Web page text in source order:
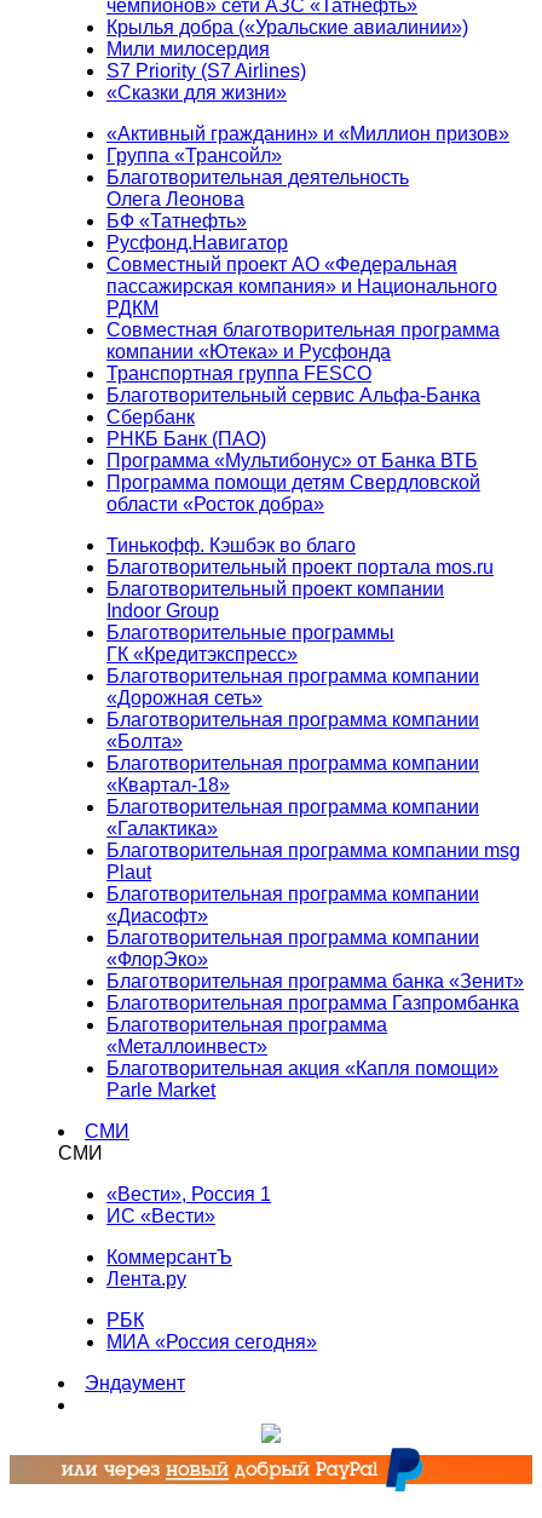
чемпионов» сети АЗС «Татнефть»
Крылья добра («Уральские авиалинии»)
Мили милосердия
S7 Priority (S7 Airlines)
«Сказки для жизни»
«Активный гражданин» и «Миллион призов»
Группа «Трансойл»
Благотворительная деятельность
Олега Леонова
БФ «Татнефть»
Русфонд.Навигатор
Совместный проект АО «Федеральная
пассажирская компания» и Национального
РДКМ
Совместная благотворительная программа
компании «Ютека» и Русфонда
Транспортная группа FESCO
Благотворительный сервис Альфа-Банка
Сбербанк
РНКБ Банк (ПАО)
Программа «Мультибонус» от Банка ВТБ
Программа помощи детям Свердловской
области «Росток добра»
Тинькофф. Кэшбэк во благо
Благотворительный проект портала mos.ru
Благотворительный проект компании
Indoor Group
Благотворительные программы
ГК «Кредитэкспресс»
Благотворительная программа компании
«Дорожная сеть»
Благотворительная программа компании
«Болта»
Благотворительная программа компании
«Квартал-18»
Благотворительная программа компании
«Галактика»
Благотворительная программа компании msg
Plaut
Благотворительная программа компании
«Диасофт»
Благотворительная программа компании
«ФлорЭко»
Благотворительная программа банка «Зенит»
Благотворительная программа Газпромбанка
Благотворительная программа
«Металлоинвест»
Благотворительная акция «Капля помощи»
Parle Market
СМИ
СМИ
«Вести», Россия 1
ИС «Вести»
КоммерсантЪ
Лента.ру
РБК
МИА «Россия сегодня»
Эндаумент